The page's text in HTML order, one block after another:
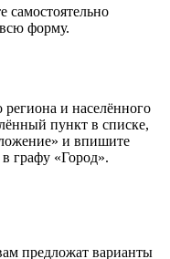
самостоятельно
форму.
и населённого
пункт в списке,
и впишите
графу «Город».
предложат варианты